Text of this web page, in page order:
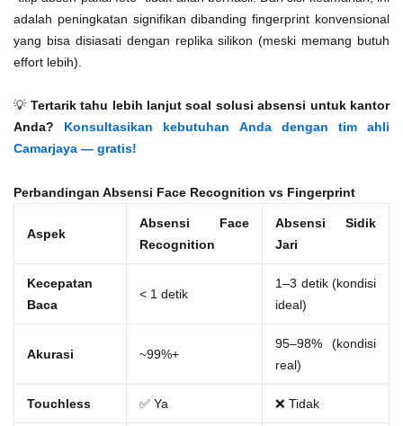
adalah peningkatan signifikan dibanding fingerprint konvensional
yang bisa disiasati dengan replika silikon (meski memang butuh
effort lebih).
💡 Tertarik tahu lebih lanjut soal solusi absensi untuk kantor
Anda?
Konsultasikan kebutuhan Anda dengan tim ahli
Camarjaya — gratis!
Perbandingan Absensi Face Recognition vs Fingerprint
Aspek
Absensi Face
Recognition
Absensi Sidik
Jari
Kecepatan
Baca
< 1 detik
1–3 detik (kondisi
ideal)
Akurasi ~99%+
95–98% (kondisi
real)
Touchless ✅ Ya ❌ Tidak